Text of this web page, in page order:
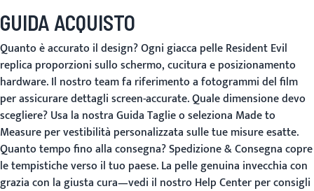
GUIDA ACQUISTO
Quanto è accurato il design?Ogni giacca pelle Resident Evil
replica proporzioni sullo schermo, cucitura e posizionamento
hardware. Il nostro team fa riferimento a fotogrammi del film
per assicurare dettagli screen-accurate.Quale dimensione devo
scegliere?Usa la nostraGuida Taglieo seleziona Made to
Measureper vestibilità personalizzata sulle tue misure esatte.
Quanto tempo fino alla consegna?Spedizione & Consegnacopre
le tempistiche verso il tuo paese. La pelle genuina invecchia con
grazia con la giusta cura—vedi il nostro Help Centerper consigli